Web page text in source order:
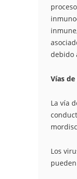
debido
Vías
La vía
Los